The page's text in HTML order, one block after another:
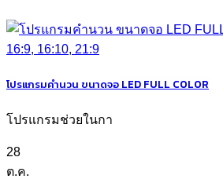
โปรแกรมคำนวน ขนาดจอ LED FULL COLOR
โปรแกรมช่วยในกา
28
ต.ค.